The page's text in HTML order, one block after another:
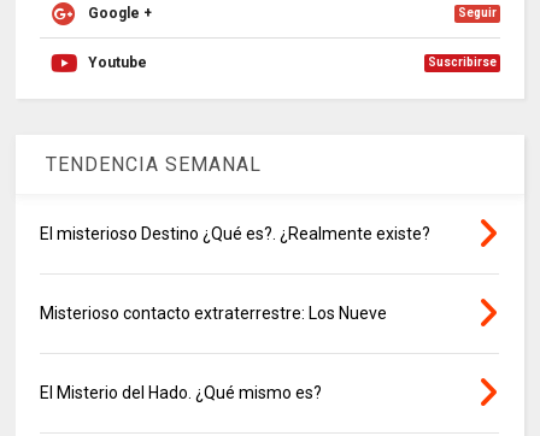
Google + Seguir
Youtube Suscribirse
TENDENCIA SEMANAL
El misterioso Destino ¿Qué es?. ¿Realmente existe?
Misterioso contacto extraterrestre: Los Nueve
El Misterio del Hado. ¿Qué mismo es?